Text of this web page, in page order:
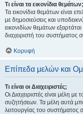
Τι είναι τα εικονίδια θεμάτων;
Τα εικονίδια θεμάτων είναι
με δημοσιεύσεις και
εικονιδίων θεμάτων
διαχειριστή του συστήματος
Κορυφή
Επίπεδα μελών και
Τι είναι οι Διαχειριστές;
Οι Διαχειριστές είναι μέλη
συζητήσεων. Τα μέλη αυτά
λειτουργίας του